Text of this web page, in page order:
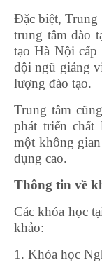
Đặc biệt, Trung
trung tâm đào
tạo Hà Nội cấp
đội ngũ giảng
lượng đào tạo.
Trung tâm
phát triển chất
một không
dụng cao.
Thông tin về
Các khóa học
khảo:
1. Khóa học